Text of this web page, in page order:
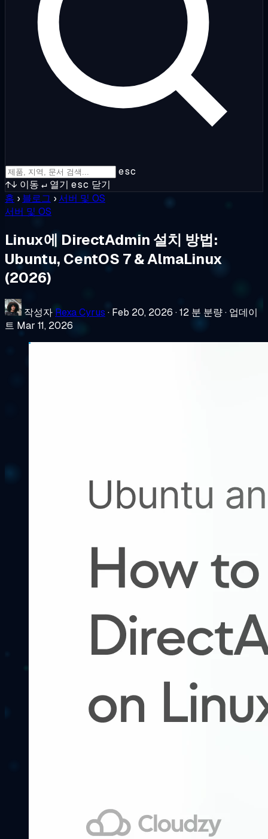
esc
↑↓ 이동 ↵ 열기 esc 닫기
홈 › 블로그 ›서버 및 OS
서버 및 OS
Linux에 DirectAdmin 설치 방법:
Ubuntu, CentOS 7 & AlmaLinux
(2026)
작성자 Rexa Cyrus · Feb 20, 2026 ·12 분 분량· 업데이
트 Mar 11, 2026